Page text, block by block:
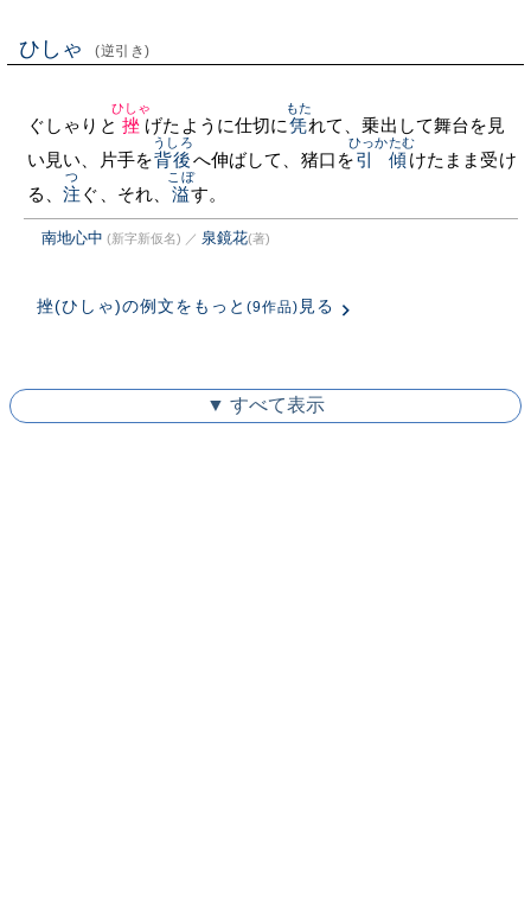
ひしゃ (逆引き)
ぐしゃりと 挫
ひしゃ
げたように仕切に凭
もた
れて、乗出して舞台を見
い見い、片手を背後
うしろ
へ伸ばして、猪口を引傾
ひっかたむ
けたまま受け
る、注
つ
ぐ、それ、 溢
こぼ
す。
南地心中 (新字新仮名) ／ 泉鏡花(著)
挫(ひしゃ)の例文をもっと (9作品) 見る
▼ すべて表示